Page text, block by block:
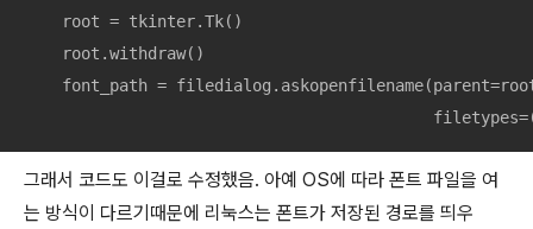
    root = tkinter.Tk()
    root.withdraw()
font_path =
그래서 코드도 이걸로 수정했음. 아예 OS에 따라 폰트 파일을 여
는 방식이 다르기때문에 리눅스는 폰트가 저장된 경로를 띄우